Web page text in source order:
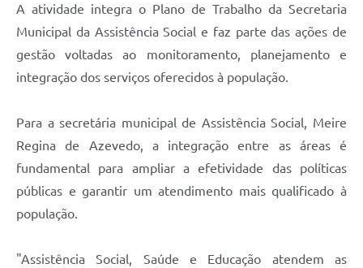
A atividade integra o Plano de Trabalho da Secretaria
Municipal da Assistência Social e faz parte das ações de
gestão voltadas ao monitoramento, planejamento e
integração dos serviços oferecidos à população.
Para a secretária municipal de Assistência Social, Meire
Regina de Azevedo, a integração entre as áreas é
fundamental para ampliar a efetividade das políticas
públicas e garantir um atendimento mais qualificado à
população.
"Assistência Social, Saúde e Educação atendem as